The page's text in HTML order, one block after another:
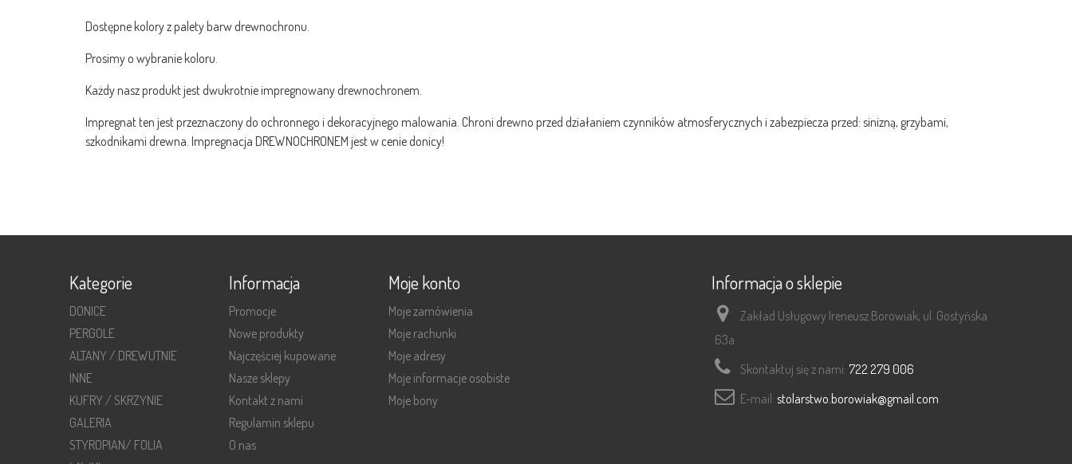
Dostępne kolory z palety barw drewnochronu.
Prosimy o wybranie koloru.
Każdy nasz produkt jest dwukrotnie impregnowany drewnochronem.
Impregnat ten jest przeznaczony do ochronnego i dekoracyjnego malowania. Chroni drewno przed działaniem czynników atmosferycznych i zabezpiecza przed: sinizną, grzybami,
szkodnikami drewna. Impregnacja DREWNOCHRONEM jest w cenie donicy!
Kategorie
DONICE
PERGOLE
ALTANY / DREWUTNIE
INNE
KUFRY / SKRZYNIE
GALERIA
STYROPIAN/ FOLIA
Informacja
Promocje
Nowe produkty
Najczęściej kupowane
Nasze sklepy
Kontakt z nami
Regulamin sklepu
O nas
Moje konto
Moje zamówienia
Moje rachunki
Moje adresy
Moje informacje osobiste
Moje bony
Informacja o sklepie
Zakład Usługowy Ireneusz Borowiak, ul. Gostyńska
63a
Skontaktuj się z nami: 722 279 006
E-mail: stolarstwo.borowiak@gmail.com